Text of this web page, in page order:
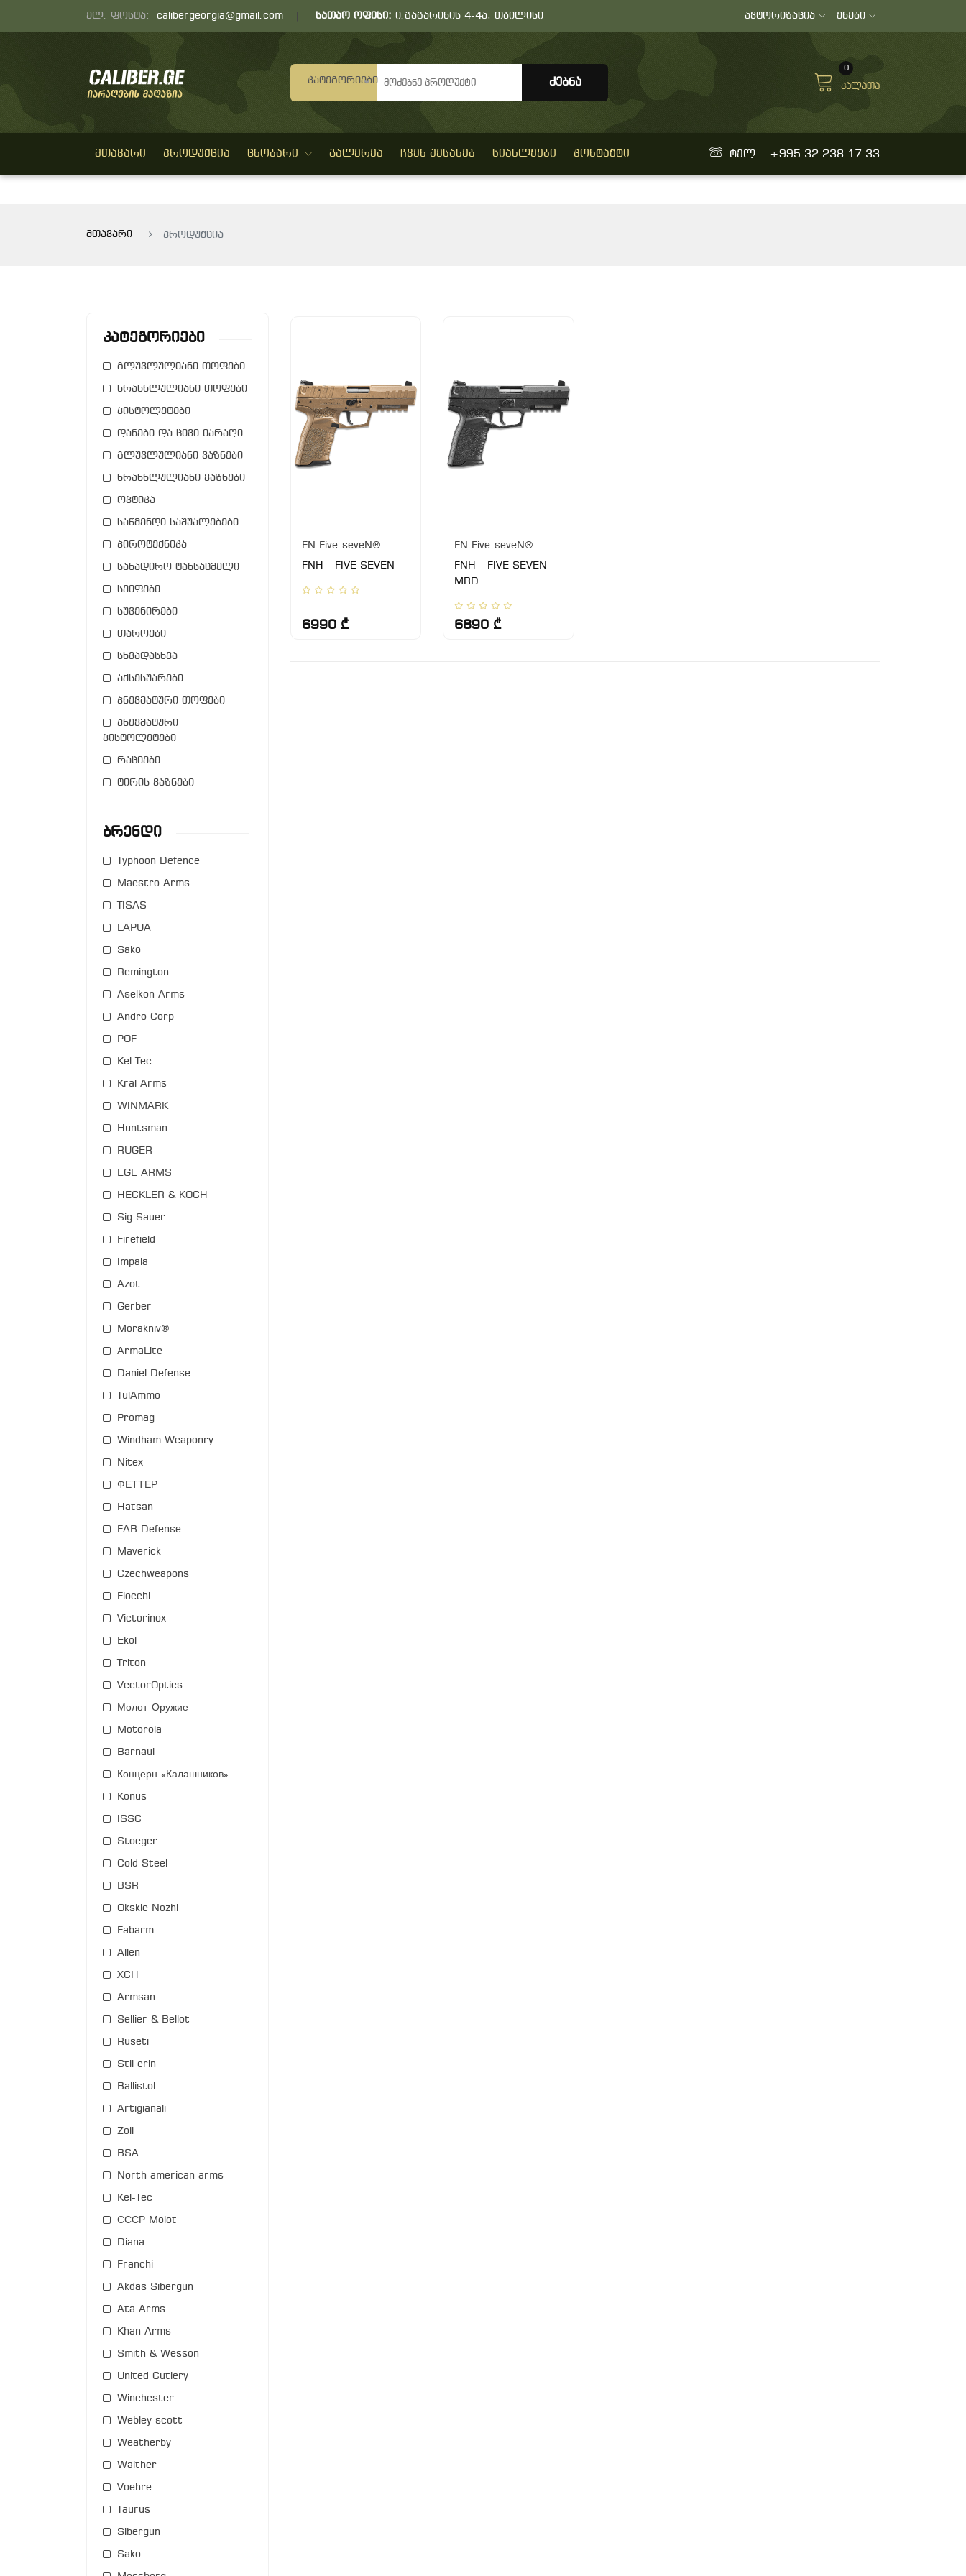
ელ. ფოსტა: calibergeorgia@gmail.com სათაო ოფისი: ი.გაგარინის 4-4ა, თბილისი ავტორიზაცია ენები
Კატეგორიები
0
კალათა
ᲛᲗᲐᲕᲐᲠᲘ ᲞᲠᲝᲓᲣᲥᲪᲘᲐ ᲪᲜᲝᲑᲐᲠᲘ ᲒᲐᲚᲔᲠᲔᲐ ᲩᲕᲔᲜ ᲨᲔᲡᲐᲮᲔᲑ ᲡᲘᲐᲮᲚᲔᲔᲑᲘ ᲙᲝᲜᲢᲐᲥᲢᲘ ტელ. : +995 32 238 17 33
მთავარი პროდუქცია
Კატეგორიები
გლუვლულიანი თოფები
ხრახნლულიანი თოფები
პისტოლეტები
დანები და ცივი იარაღი
გლუვლულიანი ვაზნები
ხრახნლულიანი ვაზნები
ოპტიკა
საწმენდი საშუალებები
პიროტექნიკა
სანადირო ტანსაცმელი
სეიფები
სუვენირები
თაროები
სხვადასხვა
აქსესუარები
პნევმატური თოფები
პნევმატური
პისტოლეტები
რაციები
ტირის ვაზნები
Ბრენდი
Typhoon Defence
Maestro Arms
TISAS
LAPUA
Sako
Remington
Aselkon Arms
Andro Corp
POF
Kel Tec
Kral Arms
WINMARK
Huntsman
RUGER
EGE ARMS
HECKLER & KOCH
Sig Sauer
Firefield
Impala
Azot
Gerber
Morakniv®
ArmaLite
Daniel Defense
TulAmmo
Promag
Windham Weaponry
Nitex
ФЕТТЕР
Hatsan
FAB Defense
Maverick
Czechweapons
Fiocchi
Victorinox
Ekol
Triton
VectorOptics
Молот-Оружие
Motorola
Barnaul
Концерн «Калашников»
Konus
ISSC
Stoeger
Cold Steel
BSR
Okskie Nozhi
Fabarm
Allen
XCH
Armsan
Sellier & Bellot
Ruseti
Stil crin
Ballistol
Artigianali
Zoli
BSA
North american arms
Kel-Tec
СССР Molot
Diana
Franchi
Akdas Sibergun
Ata Arms
Khan Arms
Smith & Wesson
United Cutlery
Winchester
Webley scott
Weatherby
Walther
Voehre
Taurus
Sibergun
Sako
FN Five-seveN®
FNH - FIVE SEVEN
6990 ₾
FN Five-seveN®
FNH - FIVE SEVEN
MRD
6890 ₾